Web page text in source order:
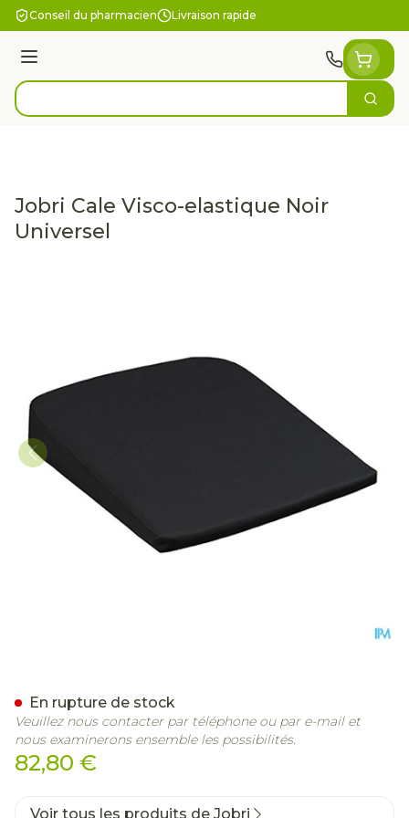
Aller au contenu
Conseil du pharmacien Livraison rapide
Menu
Rechercher
Jobri Cale Visco-elastique Noir
Universel
82,80 €
En rupture de stock
Veuillez nous contacter par téléphone ou par e-mail et
nous examinerons ensemble les possibilités.
Voir tous les produits de Jobri